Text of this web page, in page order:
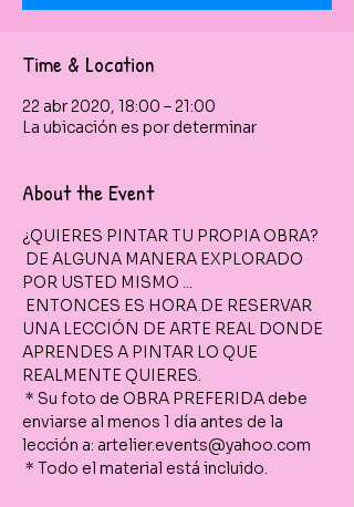
Time & Location
22 abr 2020, 18:00 – 21:00
La ubicación es por determinar
About the Event
¿QUIERES PINTAR TU PROPIA OBRA?
POR USTED MISMO ...
UNA LECCIÓN DE ARTE REAL DONDE
APRENDES A PINTAR LO QUE
REALMENTE QUIERES.
enviarse al menos 1 día antes de la
lección a: artelier.events@yahoo.com
* Todo el material está incluido.